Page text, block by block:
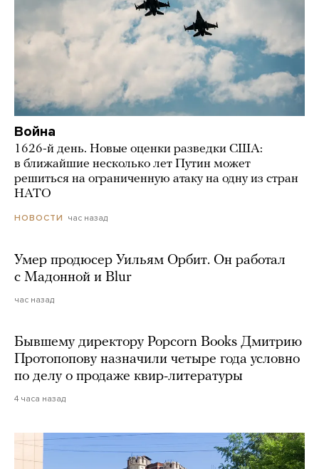
Война
1626-й день. Новые оценки разведки США:
в ближайшие несколько лет Путин может
решиться на ограниченную атаку на одну из стран
НАТО
НОВОСТИ час назад
Умер продюсер Уильям Орбит. Он работал
с Мадонной и Blur
час назад
Бывшему директору Popcorn Books Дмитрию
Протопопову назначили четыре года условно
по делу о продаже квир-литературы
4 часа назад